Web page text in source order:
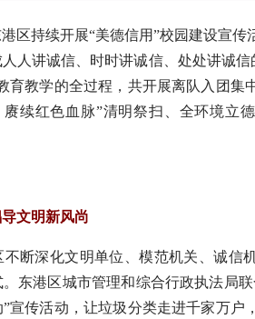
持续开展“美德信用”校园建设宣传
人讲诚信、时时讲诚信、处处讲诚
育教学的全过程，共开展离队入团集
续红色血脉”清明祭扫、全环境立
文明新风尚
深化文明单位、模范机关、诚信
东港区城市管理和综合行政执法局
宣传活动，让垃圾分类走进千家万户